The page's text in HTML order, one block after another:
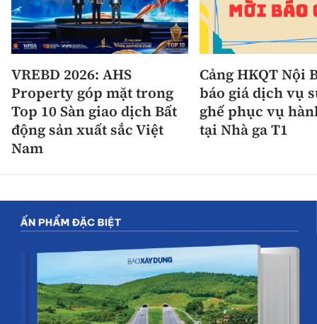
VREBD 2026: AHS
Property góp mặt trong
Top 10 Sàn giao dịch Bất
động sản xuất sắc Việt
Nam
Cảng HKQT Nội
báo giá dịch vụ
ghế phục vụ
tại Nhà ga T1